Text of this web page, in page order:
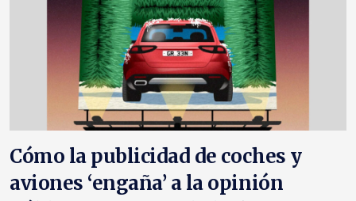
Cómo la publicidad de coches y
aviones ‘engaña’ a la opinión